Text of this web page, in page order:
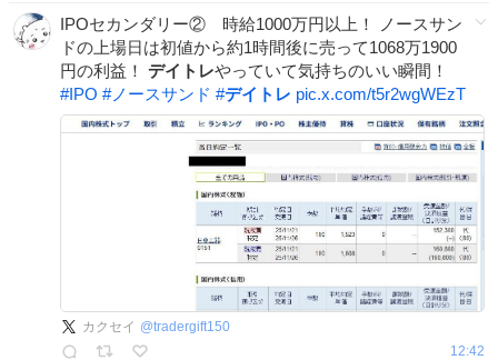
IPOセカンダリー② 時給1000万円以上！ ノースサン
ドの上場日は初値から約1時間後に売って1068万1900
円の利益！ デイトレやっていて気持ちのいい瞬間！
#IPO #ノースサンド #デイトレ pic.x.com/t5r2wgWEzT
カクセイ @tradergift150
12:42